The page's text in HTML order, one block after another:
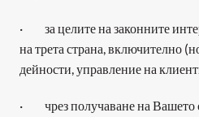
·         за целите на законните
на трета страна, включително
дейности, управление на
·         чрез получаване на